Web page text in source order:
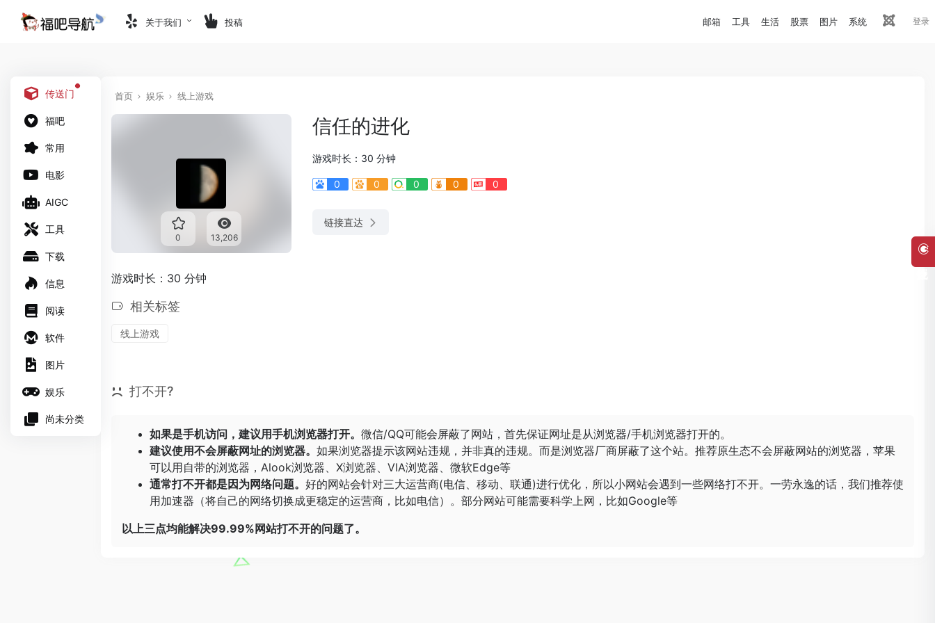
关于我们 投稿 邮箱 工具 生活 股票 图片 系统 登录
传送门
福吧
常用
电影
AIGC
工具
下载
信息
阅读
软件
图片
娱乐
尚未分类
首页 娱乐 线上游戏
0 13,206
信任的进化
游戏时长：30 分钟
0 0 0 0 0
链接直达
游戏时长：30 分钟
相关标签
线上游戏
打不开?
如果是手机访问，建议用手机浏览器打开。 微信/QQ可能会屏蔽了网站，首先保证网址是从浏览器/手机浏览器打开的。
建议使用不会屏蔽网址的浏览器。 如果浏览器提示该网站违规，并非真的违规。而是浏览器厂商屏蔽了这个站。推荐原生态不会屏蔽网站的浏览器，苹果
可以用自带的浏览器， Alook浏览器 X浏览器 VIA浏览器 微软Edge等
通常打不开都是因为网络问题。 好的网站会针对三大运营商(电信、移动、联通)进行优化，所以小网站会遇到一些网络打不开。一劳永逸的话，我们推荐使
用加速器（将自己的网络切换成更稳定的运营商，比如电信）。部分网站可能需要科学上网，比如Google等
以上三点均能解决99.99%网站打不开的问题了。